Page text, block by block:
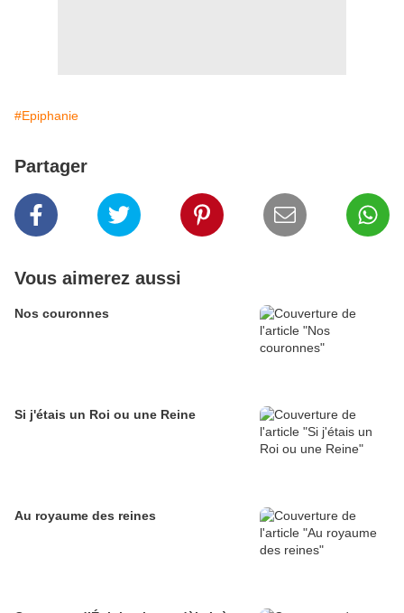
#Epiphanie
Partager
Vous aimerez aussi
Nos couronnes
Si j'étais un Roi ou une Reine
Au royaume des reines